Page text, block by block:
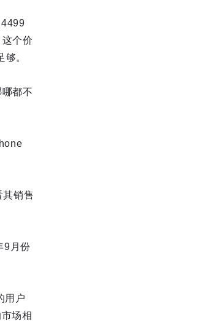
个价
。
都不
销售
9月份
用户
场相